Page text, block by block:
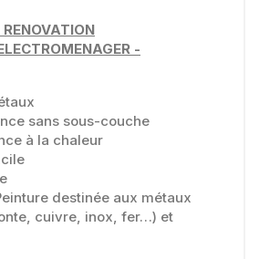
RENOVATION
-
sans sous-couche
à la chaleur
destinée aux métaux
cuivre, inox, fer…) et